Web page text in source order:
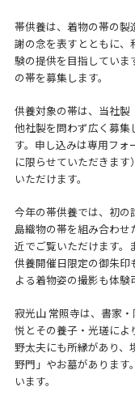
帯供養は、着物の帯の
謝の念を表すとともに
験の提供を目指してい
の帯を募集します。
供養対象の帯は、当社製
他社製を問わず広く募集
す。申し込みは専用フォ
に限らせていただきま
いただけます。
今年の帯供養では、初の
島織物の帯を組み合わ
近でご覧いただけます。
供養開催日限定の御朱印
よる着物姿の撮影も体験
寂光山 常照寺は、書家
悦とその養子・光瑳に
野太夫にも所縁があり
野門」やお墓があります
います。